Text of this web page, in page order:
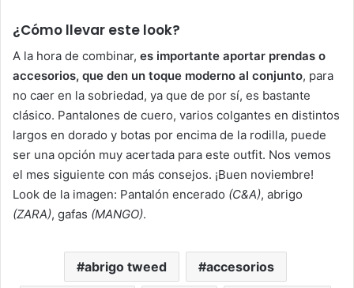
¿Cómo llevar este look?
A la hora de combinar, es importante aportar prendas o
accesorios, que den un toque moderno al conjunto, para
no caer en la sobriedad, ya que de por sí, es bastante
clásico. Pantalones de cuero, varios colgantes en distintos
largos en dorado y botas por encima de la rodilla, puede
ser una opción muy acertada para este outfit. Nos vemos
el mes siguiente con más consejos. ¡Buen noviembre!
Look de la imagen: Pantalón encerado (C&A), abrigo
(ZARA), gafas (MANGO).
abrigo tweed accesorios